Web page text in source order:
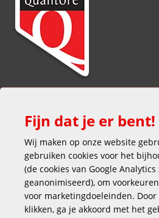
Veilig en
Fijn dat je er bent!
Wij maken op onze website
gebruiken cookies voor het
(de cookies van Google
geanonimiseerd), om
voor marketingdoeleinden.
klikken, ga je akkoord met het